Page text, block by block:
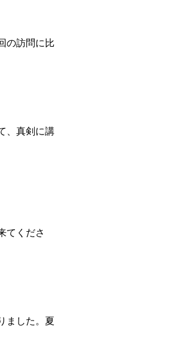
の訪問に比
、真剣に講
てくださ
ました。夏